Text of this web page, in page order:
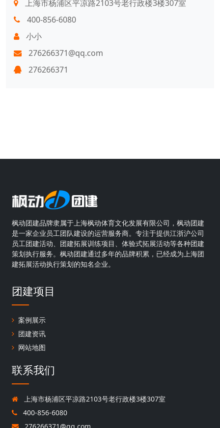
上海市杨浦区平凉路2103号老行政楼3楼307室
400-856-6080
小小
276266371@qq.com
276266371
枫动团建品牌隶属于上海枫动体育文化发展有限公司，枫动团建
是一家企业员工团队建设的运营服务商。专注于提供江浙沪公司
员工团建活动、团建拓展训练项目、体验式拓展活动等各种团建
策划执行服务。枫动团建通过多年的品牌积累，已经成为上海团
建拓展活动执行策划的知名企业。
团建项目
案例展示
团建资讯
网站地图
联系我们
上海市杨浦区平凉路2103号老行政楼3楼307室
400-856-6080